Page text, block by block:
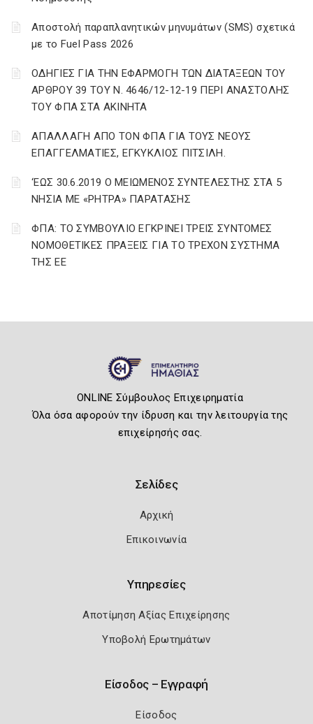
Αποστολή παραπλανητικών μηνυμάτων (SMS) σχετικά
με το Fuel Pass 2026
ΟΔΗΓΙΕΣ ΓΙΑ ΤΗΝ ΕΦΑΡΜΟΓΗ ΤΩΝ ΔΙΑΤΑΞΕΩΝ ΤΟΥ
ΑΡΘΡΟΥ 39 ΤΟΥ Ν. 4646/12-12-19 ΠΕΡΙ ΑΝΑΣΤΟΛΗΣ
ΤΟΥ ΦΠΑ ΣΤΑ ΑΚΙΝΗΤΑ
ΑΠΑΛΛΑΓΗ ΑΠΟ ΤΟΝ ΦΠΑ ΓΙΑ ΤΟΥΣ ΝΕΟΥΣ
ΕΠΑΓΓΕΛΜΑΤΙΕΣ, ΕΓΚΥΚΛΙΟΣ ΠΙΤΣΙΛΗ.
‘ΕΩΣ 30.6.2019 Ο ΜΕΙΩΜΕΝΟΣ ΣΥΝΤΕΛΕΣΤΗΣ ΣΤΑ 5
ΝΗΣΙΑ ΜΕ «ΡΗΤΡΑ» ΠΑΡΑΤΑΣΗΣ
ΦΠΑ: ΤΟ ΣΥΜΒΟΥΛΙΟ ΕΓΚΡΙΝΕΙ ΤΡΕΙΣ ΣΥΝΤΟΜΕΣ
ΝΟΜΟΘΕΤΙΚΕΣ ΠΡΑΞΕΙΣ ΓΙΑ ΤΟ ΤΡΕΧΟΝ ΣΥΣΤΗΜΑ
ΤΗΣ ΕΕ
ONLINE Σύμβουλος Επιχειρηματία
Όλα όσα αφορούν την ίδρυση και την λειτουργία της
επιχείρησής σας.
Σελίδες
Αρχική
Επικοινωνία
Υπηρεσίες
Αποτίμηση Αξίας Επιχείρησης
Υποβολή Ερωτημάτων
Είσοδος – Εγγραφή
Είσοδος